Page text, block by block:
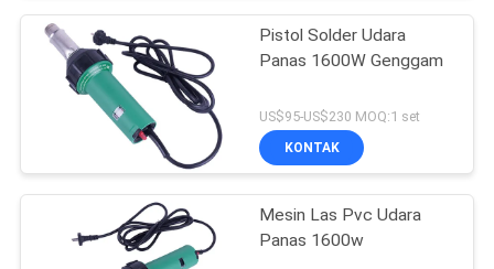
Pistol Solder Udara
Panas 1600W Genggam
US$95-US$230 MOQ:1 set
KONTAK
Mesin Las Pvc Udara
Panas 1600w